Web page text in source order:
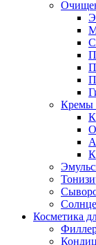
Кремы
Косметика